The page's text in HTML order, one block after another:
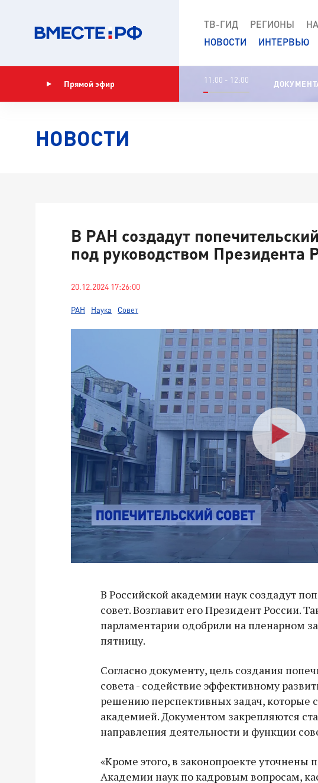
ТВ-ГИД РЕГИОНЫ
НОВОСТИ
ИНТЕРВЬЮ
Прямой эфир 11:00 - 12:00
НОВОСТИ
В РАН создадут
под руководством Президента
20.12.2024 17:26:00
РАН Наука Совет
В Российской академии наук создадут
совет. Возглавит его Президент России.
парламентарии одобрили на пленарном
пятницу.
Согласно документу, цель создания
совета - содействие эффективному
решению перспективных задач, которые
академией. Документом закрепляются
направления деятельности и функции
«Кроме этого, в законопроекте уточнены
Академии наук по кадровым вопросам,